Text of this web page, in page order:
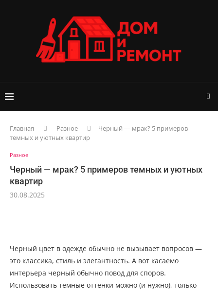
Главная Разное
Черный — мрак? 5 примеров
темных и уютных квартир
Разное
Черный — мрак? 5 примеров темных и уютных
квартир
30.08.2025
Черный цвет в одежде обычно не вызывает вопросов —
это классика, стиль и элегантность. А вот касаемо
интерьера черный обычно повод для споров.
Использовать темные оттенки можно (и нужно), только